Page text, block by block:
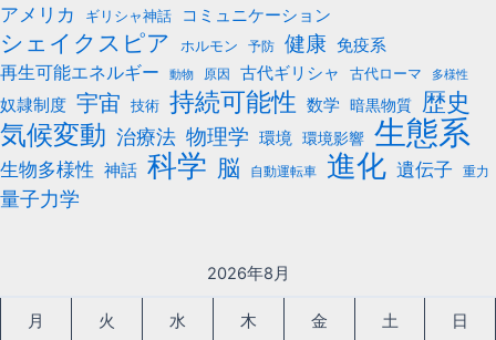
アメリカ ギリシャ神話 コミュニケーション
シェイクスピア ホルモン 予防 健康 免疫系
再生可能エネルギー
動物 原因 古代ギリシャ 古代ローマ 多様性
奴隷制度 宇宙 技術 持続可能性 数学 暗黒物質 歴史
気候変動 治療法 物理学 環境 環境影響 生態系
生物多様性 神話 科学 脳 自動運転車 進化 遺伝子 重力
量子力学
2026年8月
月 火 水 木 金 土 日